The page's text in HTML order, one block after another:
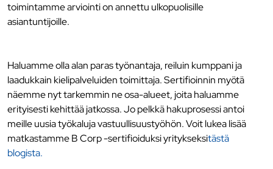
toimintamme arviointi on annettu ulkopuolisille
asiantuntijoille.
Haluamme olla alan paras työnantaja, reiluin kumppani ja
laadukkain kielipalveluiden toimittaja. Sertifioinnin myötä
näemme nyt tarkemmin ne osa-alueet, joita haluamme
erityisesti kehittää jatkossa. Jo pelkkä hakuprosessi antoi
meille uusia työkaluja vastuullisuustyöhön. Voit lukea lisää
matkastamme B Corp -sertifioiduksi yritykseksitästä
blogista.